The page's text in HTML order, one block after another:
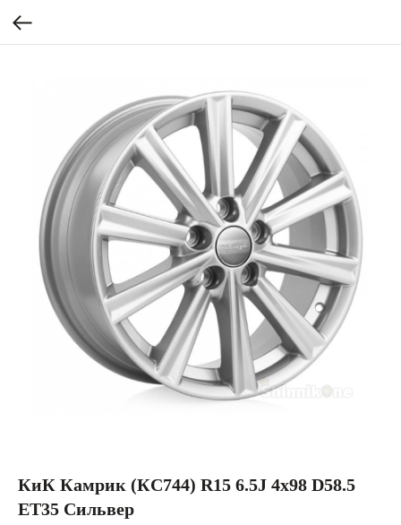
КиК Камрик (КС744) R15 6.5J 4x98 D58.5
ET35 Сильвер